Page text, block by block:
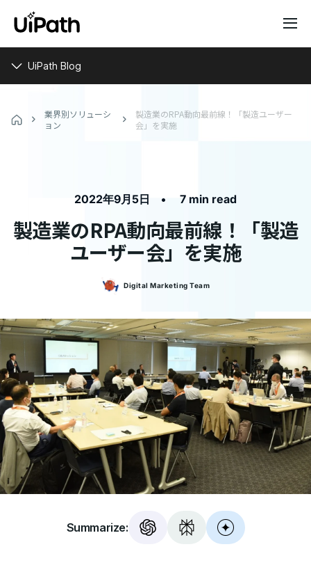
UiPath Blog
業界別ソリューシ
ョン
製造業のRPA動向最前線！「製造ユーザー
会」を実施
2022年9月5日 • 7 min read
製造業のRPA動向最前線！「製造
ユーザー会」を実施
Digital Marketing Team
Summarize: